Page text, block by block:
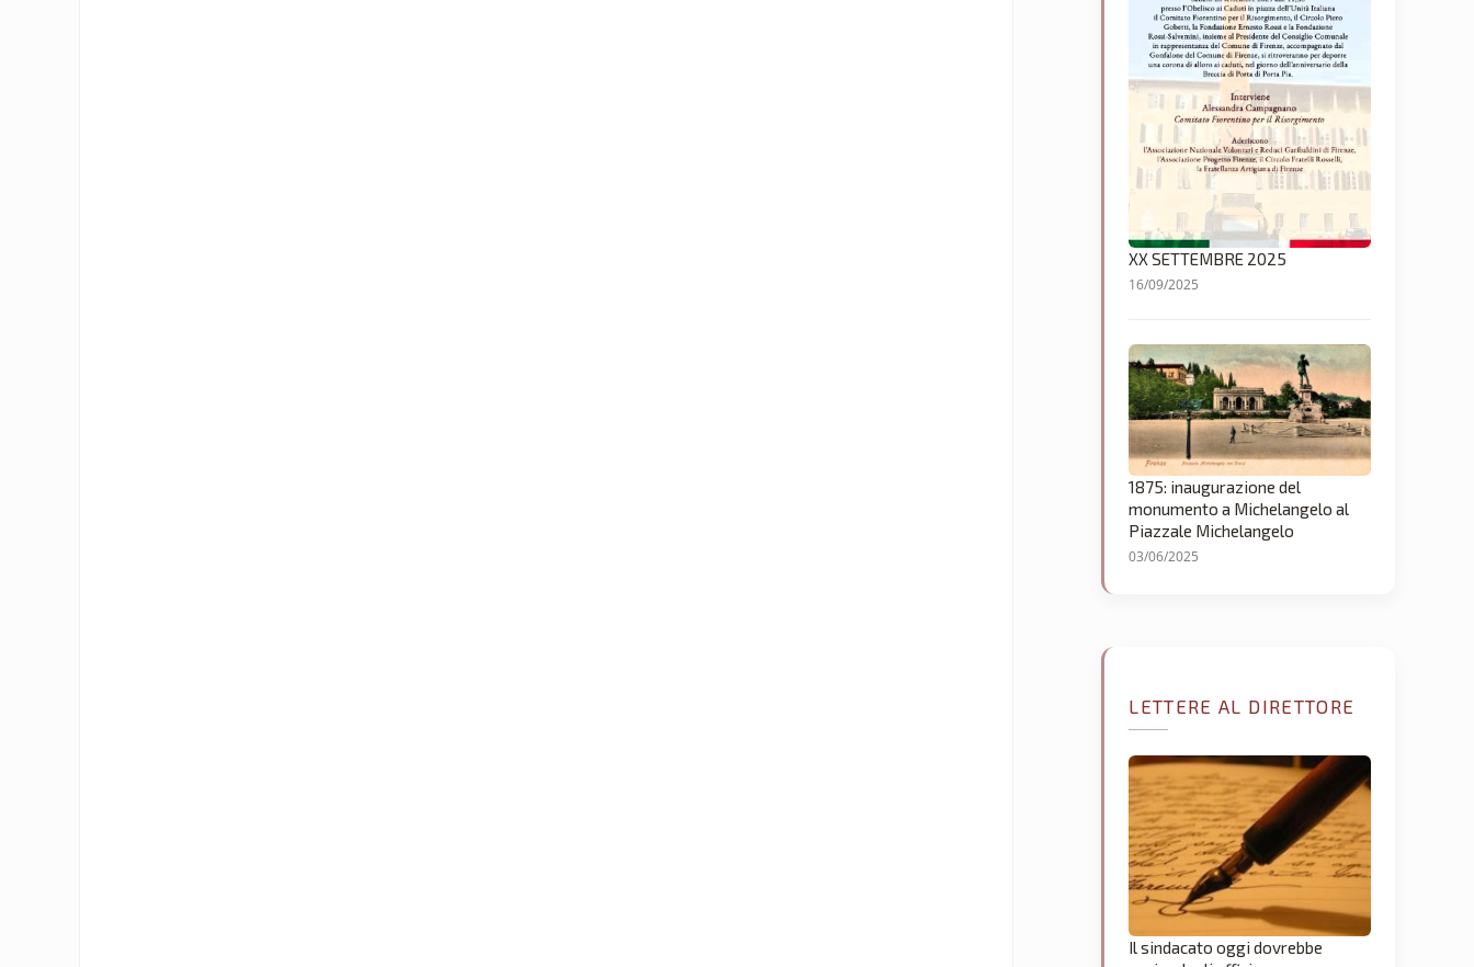
XX SETTEMBRE 2025
16/09/2025
1875: inaugurazione del
monumento a Michelangelo al
Piazzale Michelangelo
03/06/2025
LETTERE AL DIRETTORE
Il sindacato oggi dovrebbe